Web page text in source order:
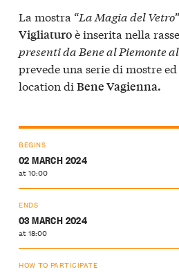
La mostra “La Magia del Vetro”
Vigliaturoè inserita nella
presenti da Bene al Piemonte
prevede una serie di mostre
location di Bene Vagienna.
BEGINS
02 MARCH 2024
at 10:00
ENDS
03 MARCH 2024
at 18:00
HOW TO PARTICIPATE